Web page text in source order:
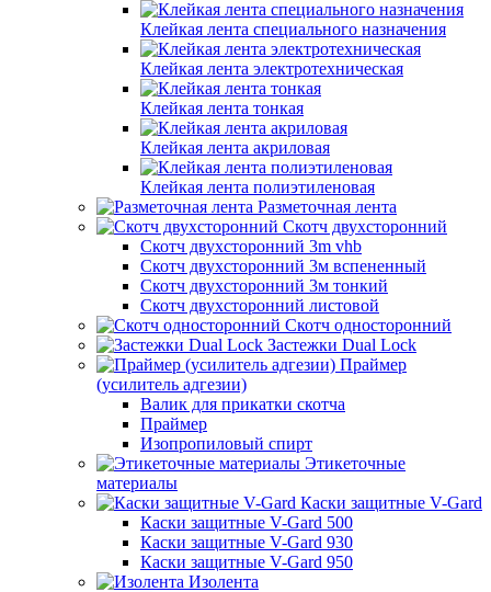
Клейкая лента специального назначения
Клейкая лента электротехническая
Клейкая лента тонкая
Клейкая лента акриловая
Клейкая лента полиэтиленовая
Разметочная лента
Скотч двухсторонний
Скотч двухсторонний 3m vhb
Скотч двухсторонний 3м вспененный
Скотч двухсторонний 3м тонкий
Скотч двухсторонний листовой
Скотч односторонний
Застежки Dual Lock
Праймер
(усилитель адгезии)
Валик для прикатки скотча
Праймер
Изопропиловый спирт
Этикеточные
материалы
Каски защитные V-Gard
Каски защитные V-Gard 500
Каски защитные V-Gard 930
Каски защитные V-Gard 950
Изолента